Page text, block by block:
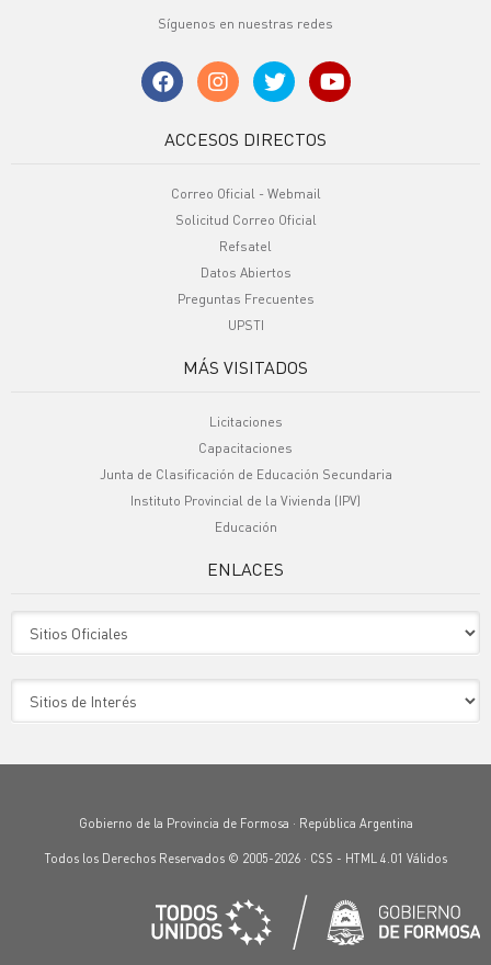
Síguenos en nuestras redes
ACCESOS DIRECTOS
Correo Oficial - Webmail
Solicitud Correo Oficial
Refsatel
Datos Abiertos
Preguntas Frecuentes
UPSTI
MÁS VISITADOS
Licitaciones
Capacitaciones
Junta de Clasificación de Educación Secundaria
Instituto Provincial de la Vivienda (IPV)
Educación
ENLACES
Gobierno de la Provincia de Formosa · República Argentina
Todos los Derechos Reservados © 2005-2026 · CSS - HTML 4.01 Válidos